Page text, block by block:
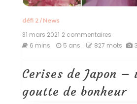
défi 2/ News
31 mars 2021 2 commentaires
Cerises
une
goutte
6 mins 5 ans 827 mots 3
Cerises de Japon –
goutte de bonheur